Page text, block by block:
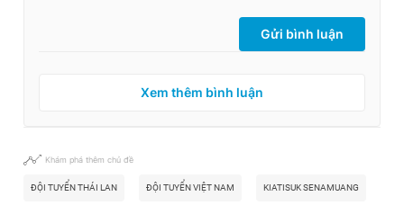
Gửi bình luận
Xem thêm bình luận
Khám phá thêm chủ đề
ĐỘI TUYỂN THÁI LAN ĐỘI TUYỂN VIỆT NAM KIATISUK SENAMUANG